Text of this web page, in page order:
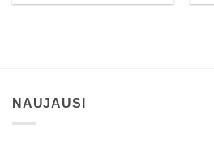
NAUJAUSI